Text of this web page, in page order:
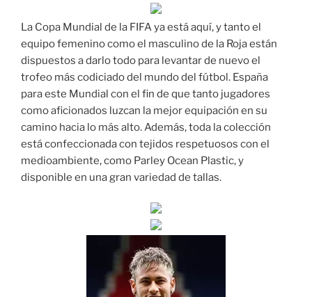
La Copa Mundial de la FIFA ya está aquí, y tanto el
equipo femenino como el masculino de la Roja están
dispuestos a darlo todo para levantar de nuevo el
trofeo más codiciado del mundo del fútbol. España
para este Mundial con el fin de que tanto jugadores
como aficionados luzcan la mejor equipación en su
camino hacia lo más alto. Además, toda la colección
está confeccionada con tejidos respetuosos con el
medioambiente, como Parley Ocean Plastic, y
disponible en una gran variedad de tallas.